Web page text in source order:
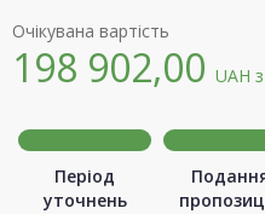
Очікувана вартість
198 902,00 UAH
Період
уточнень